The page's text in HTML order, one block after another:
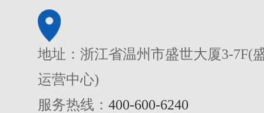
地址：浙江省温州市盛世大厦3-7F(
运营中心)
服务热线： 400-600-6240